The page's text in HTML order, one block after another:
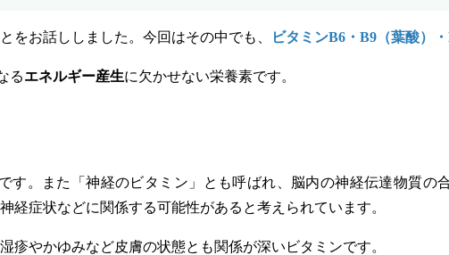
をお話ししました。今回はその中でも、 ビタミンB6・B9（葉酸）
るエネルギー産生に欠かせない栄養素です。
す。また「神経のビタミン」とも呼ばれ、脳内の神経伝達物質の
症状などに関係する可能性があると考えられています。
やかゆみなど皮膚の状態とも関係が深いビタミンです。